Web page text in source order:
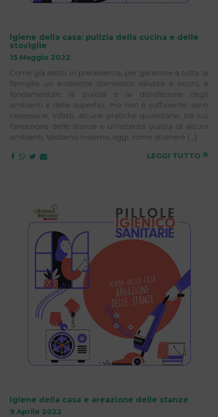
Igiene della casa: pulizia della cucina e delle
stoviglie
15 Maggio 2022
Come già detto in precedenza, per garantire a tutta la
famiglia un ambiente domestico salubre e sicuro, è
fondamentale la pulizia e la disinfezione degli
ambienti e delle superfici, ma non è sufficiente: sono
necessarie, infatti, alcune pratiche quotidiane, tra cui
l’areazione delle stanze e un’attenta pulizia di alcuni
ambienti. Vediamo insieme, oggi, come ottenere […]
LEGGI TUTTO »
Igiene della casa e areazione delle stanze
9 Aprile 2022